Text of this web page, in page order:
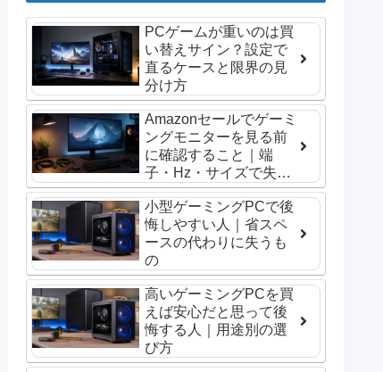
PCゲームが重いのは買
い替えサイン？設定で
直るケースと限界の見
分け方
Amazonセールでゲーミ
ングモニターを見る前
に確認すること｜端
子・Hz・サイズで失敗
しない選び方
小型ゲーミングPCで後
悔しやすい人｜省スペ
ースの代わりに失うも
の
高いゲーミングPCを買
えば安心だと思って後
悔する人｜用途別の選
び方